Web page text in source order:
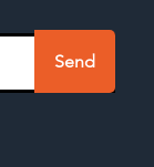
Send